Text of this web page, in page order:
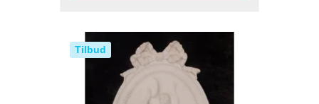
Tilbud